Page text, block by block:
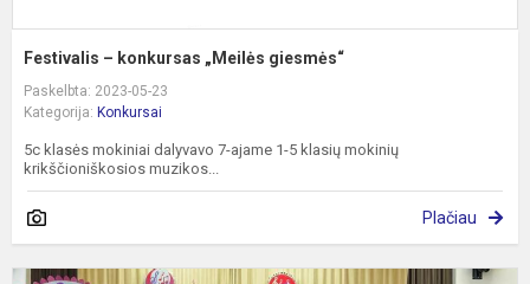
Festivalis – konkursas „Meilės giesmės“
Paskelbta: 2023-05-23
Kategorija: Konkursai
5c klasės mokiniai dalyvavo 7-ajame 1-5 klasių mokinių
krikščioniškosios muzikos...
Plačiau